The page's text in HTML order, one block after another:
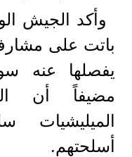
وأكد الجيش
باتت على
مضيفاً أن
الميليشيات
أسلحتهم.